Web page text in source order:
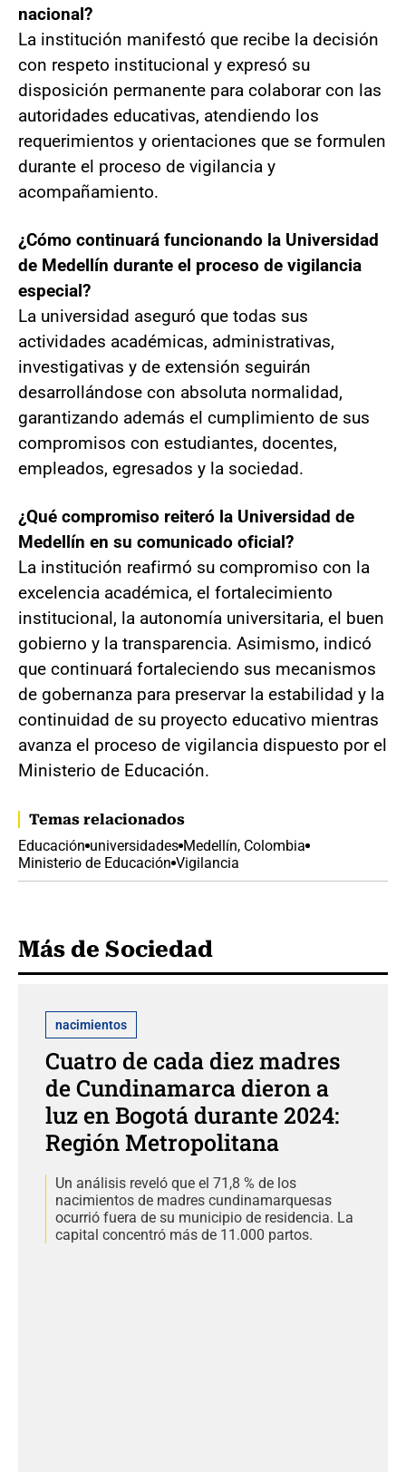
nacional?
La institución manifestó que recibe la decisión
con respeto institucional y expresó su
disposición permanente para colaborar con las
autoridades educativas, atendiendo los
requerimientos y orientaciones que se formulen
durante el proceso de vigilancia y
acompañamiento.
¿Cómo continuará funcionando la Universidad
de Medellín durante el proceso de vigilancia
especial?
La universidad aseguró que todas sus
actividades académicas, administrativas,
investigativas y de extensión seguirán
desarrollándose con absoluta normalidad,
garantizando además el cumplimiento de sus
compromisos con estudiantes, docentes,
empleados, egresados y la sociedad.
¿Qué compromiso reiteró la Universidad de
Medellín en su comunicado oficial?
La institución reafirmó su compromiso con la
excelencia académica, el fortalecimiento
institucional, la autonomía universitaria, el buen
gobierno y la transparencia. Asimismo, indicó
que continuará fortaleciendo sus mecanismos
de gobernanza para preservar la estabilidad y la
continuidad de su proyecto educativo mientras
avanza el proceso de vigilancia dispuesto por el
Ministerio de Educación.
Temas relacionados
Educación universidades Medellín, Colombia
Ministerio de Educación Vigilancia
Más de Sociedad
nacimientos
Cuatro de cada diez madres
de Cundinamarca dieron a
luz en Bogotá durante 2024:
Región Metropolitana
Un análisis reveló que el 71,8 % de los
nacimientos de madres cundinamarquesas
ocurrió fuera de su municipio de residencia. La
capital concentró más de 11.000 partos.